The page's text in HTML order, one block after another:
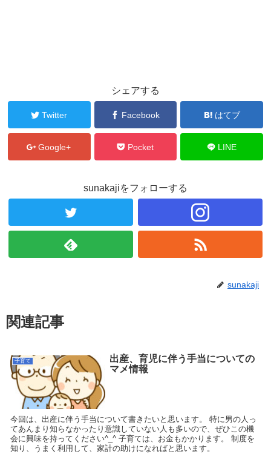
シェアする
Twitter Facebook はてブ
Google+ Pocket LINE
sunakajiをフォローする
sunakaji
関連記事
子育て
出産、育児に伴う手当についての
マメ情報
今回は、出産に伴う手当について書きたいと思います。 特に男の人っ
てあんまり知らなかったり意識していない人も多いので、ぜひこの機
会に興味を持ってください^_^ 子育ては、お金もかかります。 制度を
知り、うまく利用して、家計の助けになればと思います。